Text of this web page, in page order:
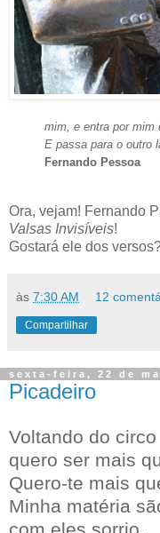
mim, e entra por mim
E passa para o outro
Fernando Pessoa
Ora, vejam! Fernando
Valsas Invisíveis!
Gostará ele dos
às 7:30 AM 12
Compartilhar
sexta-feira, 22 de
Picadeiro
Voltando do circo
quero ser mais
Quero-te mais
Minha matéria
com eles sorrio,